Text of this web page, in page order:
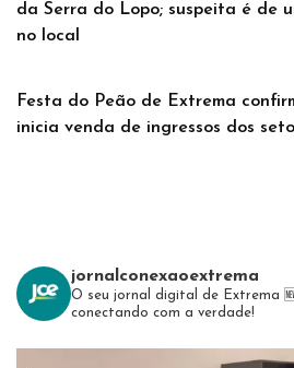
da Serra do Lopo; suspeita é de
no local
Festa do Peão de Extrema
inicia venda de ingressos dos
jornalconexaoextrema
O seu jornal digital de Extrema
conectando com a verdade!